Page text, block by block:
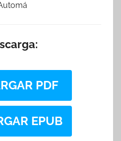
PDF
EPUB